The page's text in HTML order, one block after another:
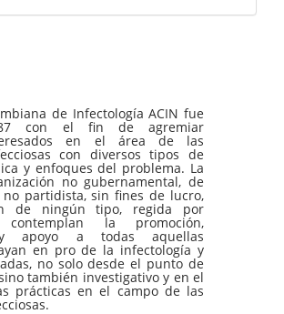
de Infectología ACIN fue
con el fin de agremiar
en el área de las
con diversos tipos de
y enfoques del problema. La
no gubernamental, de
partidista, sin fines de lucro,
de ningún tipo, regida por
la promoción,
y apoyo a todas aquellas
en pro de la infectología y
no solo desde el punto de
también investigativo y en el
prácticas en el campo de las